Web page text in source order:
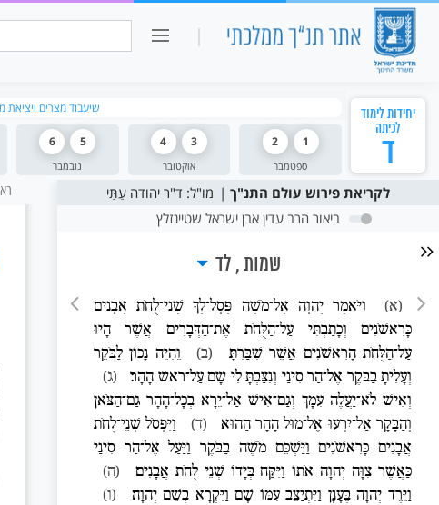
חיפוש:
כיתה ו כיתה
יחידות לימוד
לכיתה
ד
שיעבוד מצרים ויציאת
ספטמבר
1
2
אוקטובר
3
4
נובמבר
5
6
לקריאת פירוש עולם התנ"ך
מו"ל: ד"ר יהודה עַתַּי
ביאור הרב עדין אבן ישראל שטיינזלץ
שמות לד
(א)
וַיֹּאמֶר יְהוָה אֶל־מֹשֶׁה פְּסָל־לְךָ שְׁנֵי־לֻחֹת אֲבָנִים
כָּרִאשֹׁנִים וְכָתַבְתִּי עַל־הַלֻּחֹת אֶת־הַדְּבָרִים אֲשֶׁר הָיוּ
עַל־הַלֻּחֹת הָרִאשֹׁנִים אֲשֶׁר שִׁבַּרְתָּ׃
(ב)
וֶהְיֵה נָכוֹן לַבֹּקֶר
וְעָלִיתָ בַבֹּקֶר אֶל־הַר סִינַי וְנִצַּבְתָּ לִי שָׁם עַל־רֹאשׁ הָהָר׃
(ג)
וְאִישׁ לֹא־יַעֲלֶה עִמָּךְ וְגַם־אִישׁ אַל־יֵרָא בְּכָל־הָהָר גַּם־הַצֹּאן
וְהַבָּקָר אַל־יִרְעוּ אֶל־מוּל הָהָר הַהוּא׃
(ד)
וַיִּפְסֹל שְׁנֵי־לֻחֹת
אֲבָנִים כָּרִאשֹׁנִים וַיַּשְׁכֵּם מֹשֶׁה בַבֹּקֶר וַיַּעַל אֶל־הַר סִינַי
כַּאֲשֶׁר צִוָּה יְהוָה אֹתוֹ וַיִּקַּח בְּיָדוֹ שְׁנֵי לֻחֹת אֲבָנִים׃
(ה)
וַיֵּרֶד יְהוָה בֶּעָנָן וַיִּתְיַצֵּב עִמּוֹ שָׁם וַיִּקְרָא בְשֵׁם יְהוָה׃
(ו)